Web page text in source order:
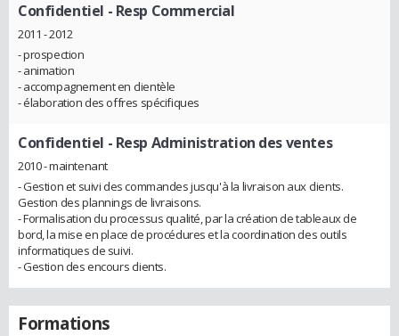
Confidentiel - Resp Commercial
2011 - 2012
- prospection
- animation
- accompagnement en clientèle
- élaboration des offres spécifiques
Confidentiel - Resp Administration des ventes
2010 - maintenant
- Gestion et suivi des commandes jusqu'à la livraison aux clients.
Gestion des plannings de livraisons.
- Formalisation du processus qualité, par la création de tableaux de
bord, la mise en place de procédures et la coordination des outils
informatiques de suivi.
- Gestion des encours clients.
Formations